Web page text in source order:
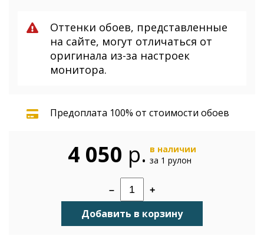
Оттенки обоев, представленные
на сайте, могут отличаться от
оригинала из-за настроек
монитора.
Предоплата 100% от стоимости обоев
4 050 р. в наличии
за 1 рулон
– +
Добавить в корзину